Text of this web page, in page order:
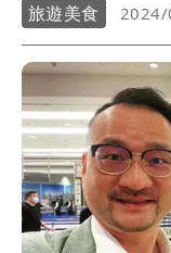
旅遊美食
2024/